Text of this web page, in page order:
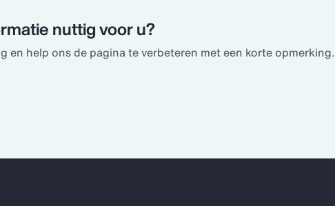
nuttig voor u?
en help ons de pagina te verbeteren met een korte opmerking.